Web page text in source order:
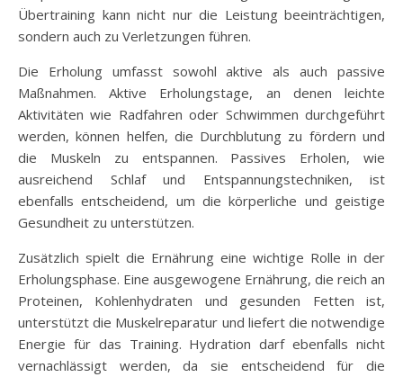
Übertraining kann nicht nur die Leistung beeinträchtigen,
sondern auch zu Verletzungen führen.
Die Erholung umfasst sowohl aktive als auch passive
Maßnahmen. Aktive Erholungstage, an denen leichte
Aktivitäten wie Radfahren oder Schwimmen durchgeführt
werden, können helfen, die Durchblutung zu fördern und
die Muskeln zu entspannen. Passives Erholen, wie
ausreichend Schlaf und Entspannungstechniken, ist
ebenfalls entscheidend, um die körperliche und geistige
Gesundheit zu unterstützen.
Zusätzlich spielt die Ernährung eine wichtige Rolle in der
Erholungsphase. Eine ausgewogene Ernährung, die reich an
Proteinen, Kohlenhydraten und gesunden Fetten ist,
unterstützt die Muskelreparatur und liefert die notwendige
Energie für das Training. Hydration darf ebenfalls nicht
vernachlässigt werden, da sie entscheidend für die